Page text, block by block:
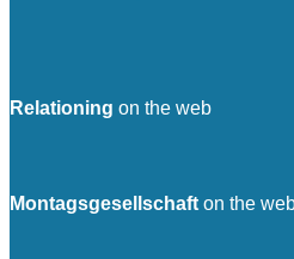
Relationing on the web
Montagsgesellschaft on the